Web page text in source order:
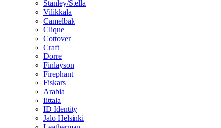
Stanley/Stella
Vilikkala
Camelbak
Clique
Cottover
Craft
Dorre
Finlayson
Firephant
Fiskars
Arabia
Iittala
ID Identity
Jalo Helsinki